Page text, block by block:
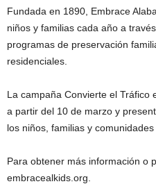
Fundada en 1890, Embrace
niños y familias cada año a
programas de preservación
residenciales.
La campaña Convierte el Tráfico
a partir del 10 de marzo y
los niños, familias y
Para obtener más información o
embracealkids.org.